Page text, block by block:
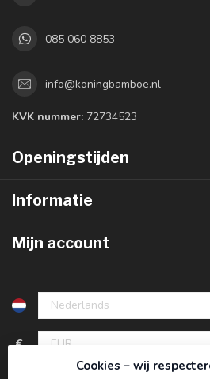
085 060 8853
info@koningbamboe.nl
KVK nummer: 72734523
Openingstijden
Informatie
Mijn account
€
Cookies – wij